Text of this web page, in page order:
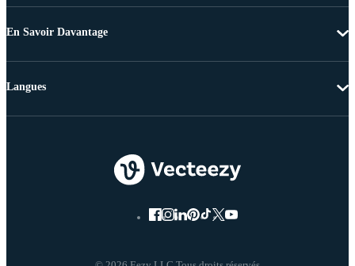
En Savoir Davantage
Langues